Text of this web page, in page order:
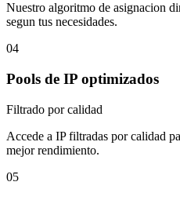
Nuestro algoritmo de asignacion
segun tus necesidades.
04
Pools de IP optimizados
Filtrado por calidad
Accede a IP filtradas por calidad
mejor rendimiento.
05